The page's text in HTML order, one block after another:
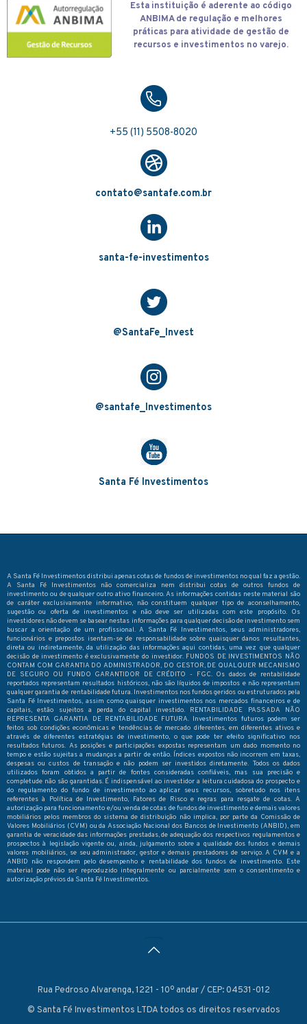
Esta instituição é aderente ao código
ANBIMA de regulação e melhores
práticas para atividade de gestão de
recursos e investimentos no varejo.
+55 (11) 5508-8020
contato@santafe.com.br
santa-fe-investimentos
@SantaFe_Invest
@santafe_Investimentos
Santa Fé Investimentos
A Santa Fé Investimentos distribui apenas cotas de fundos de investimentos no qual faz a gestão.
A Santa Fé Investimentos não comercializa nem distribui cotas de outros fundos de
investimento ou de qualquer outro ativo financeiro. As informações contidas neste material são
de caráter exclusivamente informativo, não constituem qualquer tipo de aconselhamento,
sugestão ou oferta de investimentos e não deve ser utilizadas com este propósito. Os
investidores não devem se basear nestas informações para qualquer decisão de investimento sem
buscar a orientação de um profissional. A Santa Fé Investimentos, seus administradores,
funcionários e prepostos isentam-se de responsabilidade sobre quaisquer danos resultantes,
direta ou indiretamente, da utilização das informações aqui contidas, uma vez que qualquer
decisão de investimento é exclusivamente do investidor. FUNDOS DE INVESTIMENTOS NÃO
CONTAM COM GARANTIA DO ADMINISTRADOR, DO GESTOR, DE QUALQUER MECANISMO
DE SEGURO OU FUNDO GARANTIDOR DE CRÉDITO - FGC. Os dados de rentabilidade
reportados representam resultados históricos, não são líquidos de impostos e não representam
qualquer garantia de rentabilidade futura. Investimentos nos fundos geridos ou estruturados pela
Santa Fé Investimentos, assim como quaisquer investimentos nos mercados financeiros e de
capitais, estão sujeitos a perda do capital investido. RENTABILIDADE PASSADA NÃO
REPRESENTA GARANTIA DE RENTABILIDADE FUTURA. Investimentos futuros podem ser
feitos sob condições econômicas e tendências de mercado diferentes, em diferentes ativos e
através de diferentes estratégias de investimento, o que pode ter efeito significativo nos
resultados futuros. As posições e participações expostas representam um dado momento no
tempo e estão sujeitas a mudanças a partir de então. Índices expostos não incorrem em taxas,
despesas ou custos de transação e não podem ser investidos diretamente. Todos os dados
utilizados foram obtidos a partir de fontes consideradas confiáveis, mas sua precisão e
completude não são garantidas. É indispensável ao investidor a leitura cuidadosa do prospecto e
do regulamento do fundo de investimento ao aplicar seus recursos, sobretudo nos itens
referentes à Política de Investimento, Fatores de Risco e regras para resgate de cotas. A
autorização para funcionamento e/ou venda de cotas de fundos de investimento e demais valores
mobiliários pelos membros do sistema de distribuição não implica, por parte da Comissão de
Valores Mobiliários (CVM) ou da Associação Nacional dos Bancos de Investimento (ANBID), em
garantia de veracidade das informações prestadas, de adequação dos respectivos regulamentos e
prospectos à legislação vigente ou, ainda, julgamento sobre a qualidade dos fundos e demais
valores mobiliários, se seu administrador, gestor e demais prestadores de serviço. A CVM e a
ANBID não respondem pelo desempenho e rentabilidade dos fundos de investimento. Este
material pode não ser reproduzido integralmente ou parcialmente sem o consentimento e
autorização prévios da Santa Fé Investimentos.
Rua Pedroso Alvarenga, 1221 - 10º andar / CEP: 04531-012
© Santa Fé Investimentos LTDA todos os direitos reservados